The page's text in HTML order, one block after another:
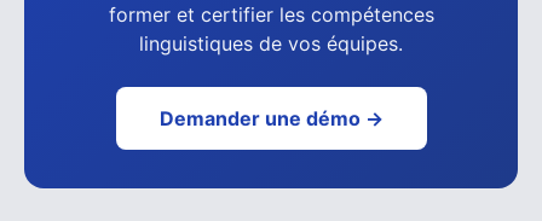
former et certifier les compétences
linguistiques de vos équipes.
Demander une démo →